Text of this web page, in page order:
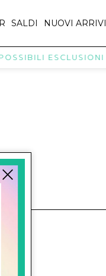
SALDI NUOVI ARRIVI
ESCLUSIONI )